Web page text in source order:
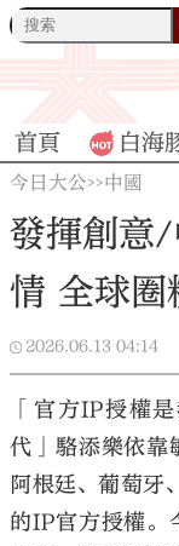
首頁 白海
今日大公>>中國
發揮創意/
情 全球圈
2026.06.13 04:14
「官方IP授權
代」駱添樂依靠
阿根廷、葡萄牙
的IP官方授權。